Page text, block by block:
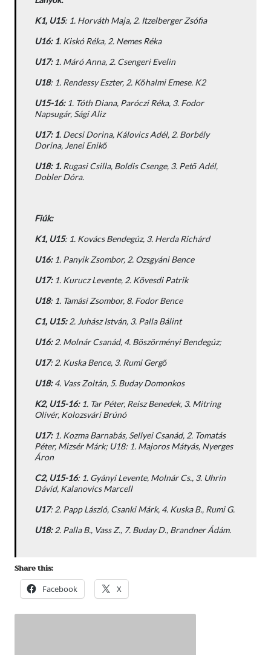
K1, U15: 1. Horváth Maja, 2. Itzelberger Zsófia
U16: 1. Kiskó Réka, 2. Nemes Réka
U17:1. Máró Anna, 2. Csengeri Evelin
U18: 1. Rendessy Eszter, 2. Kőhalmi Emese. K2
U15-16:1. Tóth Diana, Paróczi Réka, 3. Fodor
Napsugár, Sági Aliz
U17: 1. Decsi Dorina, Kálovics Adél, 2. Borbély
Dorina, Jenei Enikő
U18: 1.Rugasi Csilla, Boldis Csenge, 3. Pető Adél,
Dobler Dóra.
Fiúk:
K1, U15: 1. Kovács Bendegúz, 3. Herda Richárd
U16:1. Panyik Zsombor, 2. Ozsgyáni Bence
U17:1. Kurucz Levente, 2. Kövesdi Patrik
U18: 1. Tamási Zsombor, 8. Fodor Bence
C1, U15:2. Juhász István, 3. Palla Bálint
U16:2. Molnár Csanád, 4. Böszörményi Bendegúz;
U17: 2. Kuska Bence, 3. Rumi Gergő
U18:4. Vass Zoltán, 5. Buday Domonkos
K2, U15-16:1. Tar Péter, Reisz Benedek, 3. Mitring
Olivér, Kolozsvári Brúnó
U17:1. Kozma Barnabás, Sellyei Csanád, 2. Tomatás
Péter, Mizsér Márk; U18: 1. Majoros Mátyás, Nyerges
Áron
C2, U15-16: 1. Gyányi Levente, Molnár Cs., 3. Uhrin
Dávid, Kalanovics Marcell
U17: 2. Papp László, Csanki Márk, 4. Kuska B., Rumi G.
U18:2. Palla B., Vass Z., 7. Buday D., Brandner Ádám.
Share this:
Facebook X